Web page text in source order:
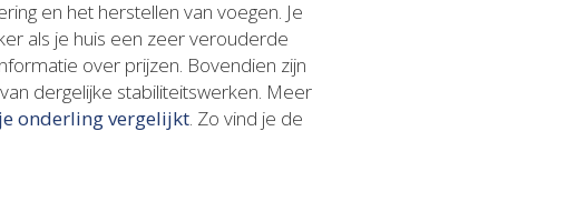
en het herstellen van voegen. Je
als je huis een zeer verouderde
over prijzen. Bovendien zijn
dergelijke stabiliteitswerken. Meer
onderling vergelijkt. Zo vind je de